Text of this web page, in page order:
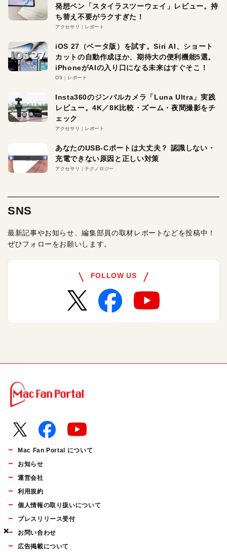
×
×
×
発想ペン「スタイラスツーウェイ」レビュー。持
ち替え不要がラクすぎた！
アクセサリ レポート
iOS 27（ベータ版）を試す。Siri AI、ショート
カットの自動作成ほか、期待大の便利機能5選。
iPhoneがAIの入り口になる未来はすぐそこ！
OS レポート
Insta360のジンバルカメラ「Luna Ultra」実践
レビュー。4K／8K比較・ズーム・夜間撮影をチ
ェック
アクセサリ レポート
あなたのUSB-Cポートは大丈夫？ 認識しない・
充電できない原因と正しい対策
アクセサリ テクノロジー
SNS
最新記事やお知らせ、編集部員の取材レポートなどを投稿中！
ぜひフォローをお願いします。
FOLLOW US
Mac Fan Portal について
お知らせ
運営会社
利用規約
個人情報の取り扱いについて
プレスリリース受付
お問い合わせ
広告掲載について